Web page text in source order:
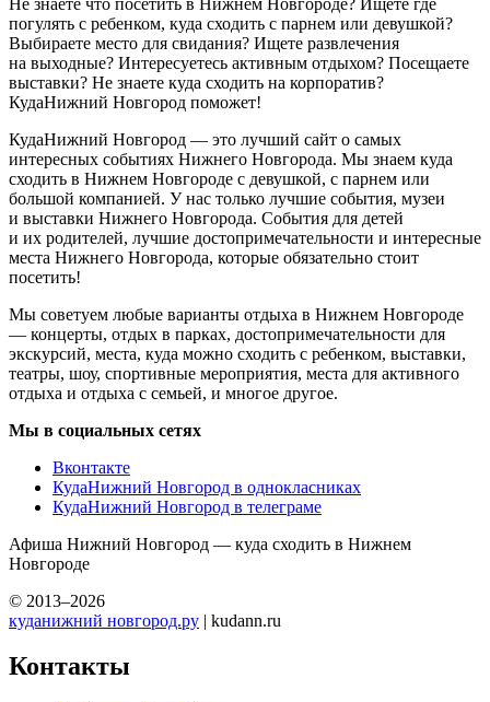
погулять с ребенком, куда сходить с парнем или девушкой?
Выбираете место для свидания? Ищете развлечения
на выходные? Интересуетесь активным отдыхом? Посещаете
выставки? Не знаете куда сходить на корпоратив?
КудаНижний Новгород поможет!
КудаНижний Новгород — это лучший сайт о самых
интересных событиях Нижнего Новгорода. Мы знаем куда
сходить в Нижнем Новгороде с девушкой, с парнем или
большой компанией. У нас только лучшие события, музеи
и выставки Нижнего Новгорода. События для детей
и их родителей, лучшие достопримечательности и интересные
места Нижнего Новгорода, которые обязательно стоит
посетить!
Мы советуем любые варианты отдыха в Нижнем Новгороде
— концерты, отдых в парках, достопримечательности для
экскурсий, места, куда можно сходить с ребенком, выставки,
театры, шоу, спортивные мероприятия, места для активного
отдыха и отдыха с семьей, и многое другое.
Мы в социальных сетях
Вконтакте
КудаНижний Новгород в однокласниках
КудаНижний Новгород в телеграме
Афиша Нижний Новгород — куда сходить в Нижнем
Новгороде
© 2013–2026
куданижний новгород.ру | kudann.ru
Контакты